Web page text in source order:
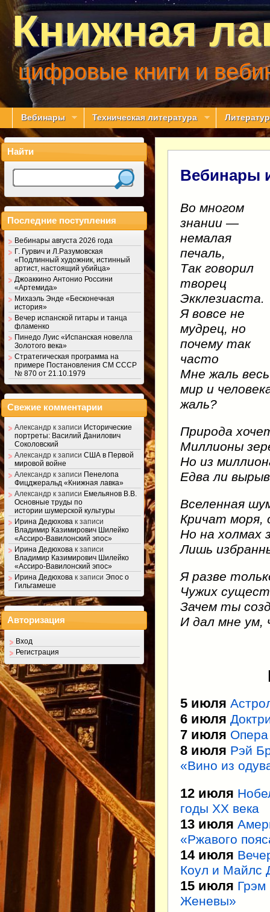
Книжная
цифровые книги и
Вебинары Техническая литература
Вебинары
Во многом
знании —
немалая
печаль,
Так говорил
творец
Экклезиаста.
Я вовсе не
мудрец, но
почему так
часто
Мне жаль весь
мир и
жаль?
Природа
Миллионы
Но из
Едва ли
Вселенная
Кричат моря,
Но на холмах
Лишь
Я разве
Чужих
Зачем ты
И дал мне ум,
5 июля
6 июля
7 июля
8 июля Рэй
«Вино из
12 июля
годы ХХ века
13 июля
«Ржавого
14 июля
Коул и Майлс
15 июля
Женевы»
Найти
Последние поступления
Вебинары августа 2026 года
Г. Гурвич и Л.Разумовская
«Подлинный художник, истинный
артист, настоящий убийца»
Джоаккино Антонио Россини
«Артемида»
Михаэль Энде «Бесконечная
история»
Вечер испанской гитары и танца
фламенко
Пинедо Луис «Испанская новелла
Золотого века»
Стратегическая программа на
примере Постановления СМ СССР
№ 870 от 21.10.1979
Свежие комментарии
Александр к записи Исторические
портреты: Василий Данилович
Соколовский
Александр к записи США в Первой
мировой войне
Александр к записи Пенелопа
Фицджеральд «Книжная лавка»
Александр к записи Емельянов В.В.
Основные труды по
истории шумерской культуры
Ирина Дедюхова к записи
Владимир Казимирович Шилейко
«Ассиро-Вавилонский эпос»
Ирина Дедюхова к записи
Владимир Казимирович Шилейко
«Ассиро-Вавилонский эпос»
Ирина Дедюхова к записи Эпос о
Гильгамеше
Авторизация
Вход
Регистрация